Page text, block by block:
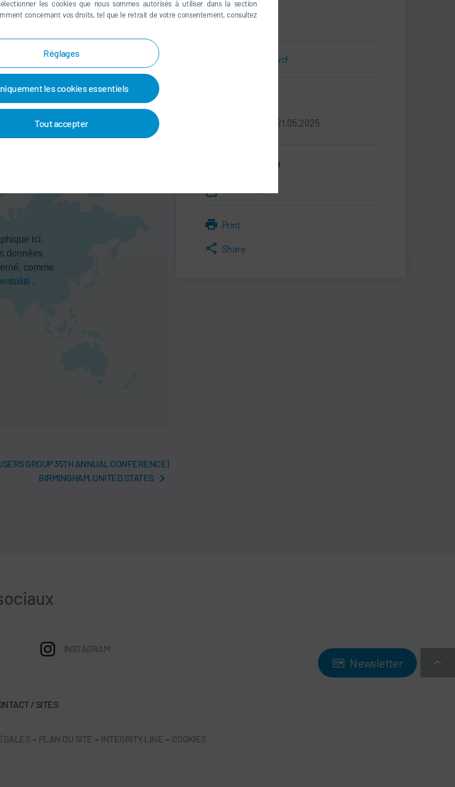
les cookies que nous sommes autorisés à utiliser dans la section
concernant vos droits, tel que le retrait de votre consentement, consultez
Réglages
les cookies essentiels
Tout accepter
experience.
5:30 PM—7:30 PM
9:00 AM—3:30 PM
ici.
données
comme
.
États-Unis
Carte de visite.vcf
20.05.2025 - 21.05.2025
Dossier de presse
Print
Share
GROUP 35TH ANNUAL CONFERENCE |
BIRMINGHAM, UNITED STATES
Newsletter
INSTAGRAM
/ SITES
- PLAN DU SITE - INTEGRITY LINE - COOKIES